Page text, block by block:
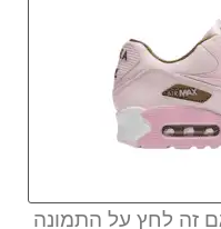
זה לחץ על התמונה